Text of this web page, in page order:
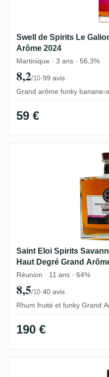
Swell de Spirits Le
Arôme 2024
Martinique · 3 ans · 56,3%
8,2/10·99 avis
Grand arôme funky banane-
59 €
Saint Eloi Spirits
Saint Eloi Spirits
Haut Degré Grand
Réunion · 11 ans · 64%
8,5/10·40 avis
Rhum fruité et funky Grand
190 €
Savanna